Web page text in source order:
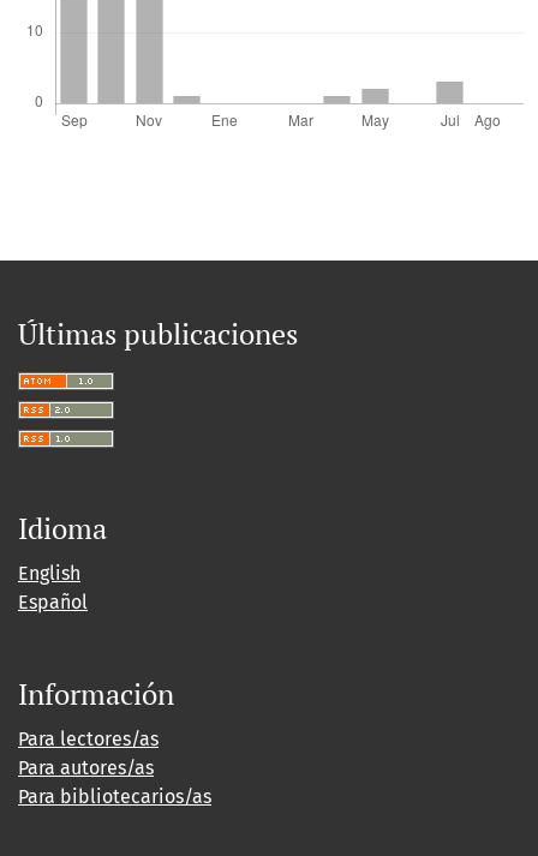
Últimas publicaciones
Idioma
English
Español
Información
Para lectores/as
Para autores/as
Para bibliotecarios/as